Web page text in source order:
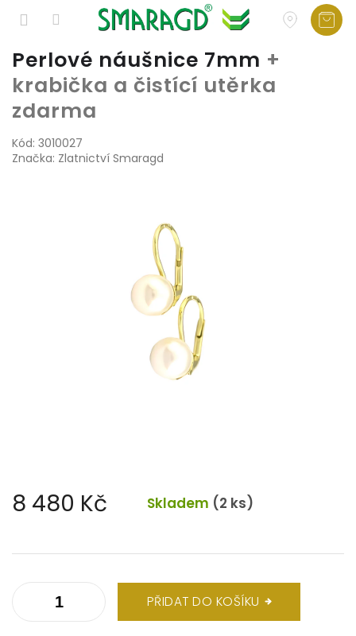
Přejít
obsah
Perlové náušnice 7mm +
krabička a čistící utěrka
zdarma
Kód: 3010027
Značka: Zlatnictví Smaragd
8 480 Kč Skladem (2 ks)
PŘIDAT DO KOŠÍKU